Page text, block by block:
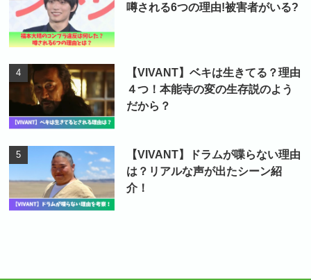
噂される6つの理由!被害者がいる?
【VIVANT】ベキは生きてる？理由
４つ！本能寺の変の生存説のよう
だから？
【VIVANT】ドラムが喋らない理由
は？リアルな声が出たシーン紹
介！